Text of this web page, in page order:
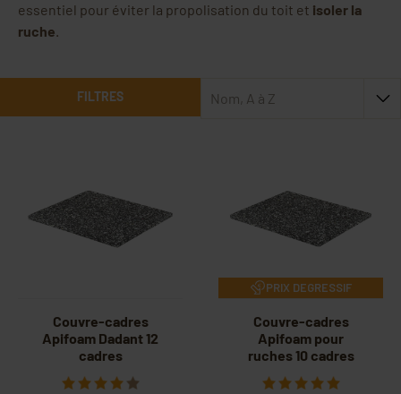
essentiel pour éviter la propolisation du toit et isoler la
ruche.
FILTRES Nom, A à Z
Couvre-cadres
Apifoam Dadant 12
cadres
PRIX DEGRESSIF
Couvre-cadres
Apifoam pour
ruches 10 cadres